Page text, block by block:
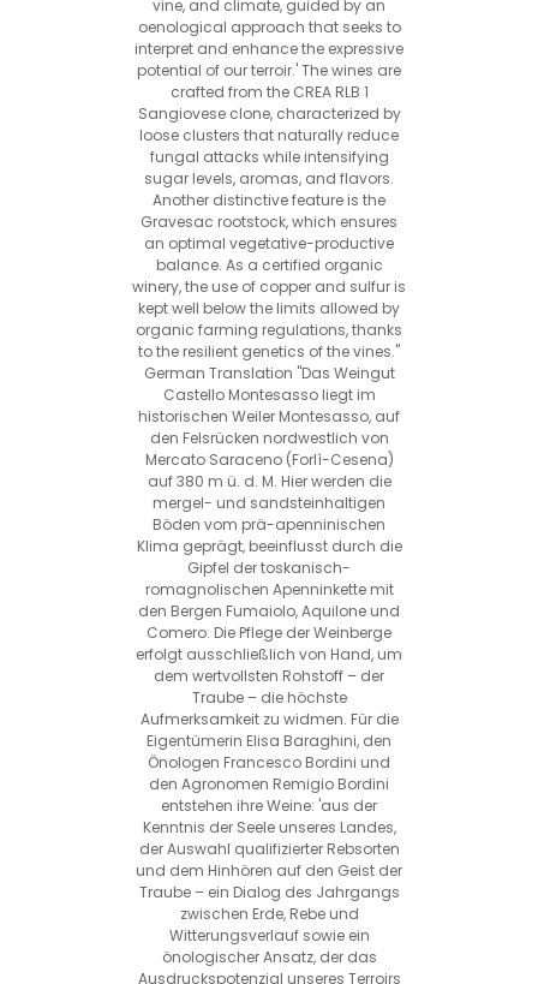
vine, and climate, guided by an
oenological approach that seeks to
interpret and enhance the expressive
potential of our terroir.' The wines are
crafted from the CREA RLB 1
Sangiovese clone, characterized by
loose clusters that naturally reduce
fungal attacks while intensifying
sugar levels, aromas, and flavors.
Another distinctive feature is the
Gravesac rootstock, which ensures
an optimal vegetative-productive
balance. As a certified organic
winery, the use of copper and sulfur is
kept well below the limits allowed by
organic farming regulations, thanks
to the resilient genetics of the vines."
German Translation "Das Weingut
Castello Montesasso liegt im
historischen Weiler Montesasso, auf
den Felsrücken nordwestlich von
Mercato Saraceno (Forlì-Cesena)
auf 380 m ü. d. M. Hier werden die
mergel- und sandsteinhaltigen
Böden vom prä-apenninischen
Klima geprägt, beeinflusst durch die
Gipfel der toskanisch-
romagnolischen Apenninkette mit
den Bergen Fumaiolo, Aquilone und
Comero. Die Pflege der Weinberge
erfolgt ausschließlich von Hand, um
dem wertvollsten Rohstoff – der
Traube – die höchste
Aufmerksamkeit zu widmen. Für die
Eigentümerin Elisa Baraghini, den
Önologen Francesco Bordini und
den Agronomen Remigio Bordini
entstehen ihre Weine: 'aus der
Kenntnis der Seele unseres Landes,
der Auswahl qualifizierter Rebsorten
und dem Hinhören auf den Geist der
Traube – ein Dialog des Jahrgangs
zwischen Erde, Rebe und
Witterungsverlauf sowie ein
önologischer Ansatz, der das
Ausdruckspotenzial unseres Terroirs